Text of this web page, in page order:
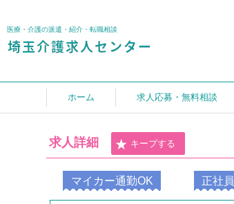
医療・介護の派遣・紹介・転職相談
ホーム 求人応募・無料相談
求人詳細 キープする
マイカー通勤OK 正社員